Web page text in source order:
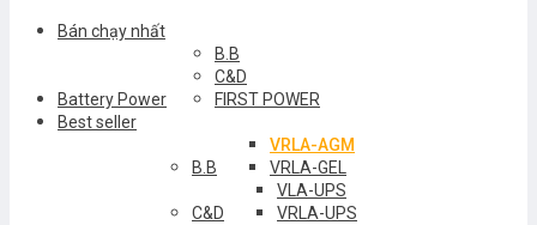
Bán chạy nhất
Battery Power
B.B
C&D
FIRST POWER
Best seller
B.B
VRLA-AGM
VRLA-GEL
C&D
VLA-UPS
VRLA-UPS